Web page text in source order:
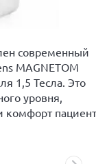
современный
MAGNETOM
1,5 Тесла. Это
уровня,
комфорт